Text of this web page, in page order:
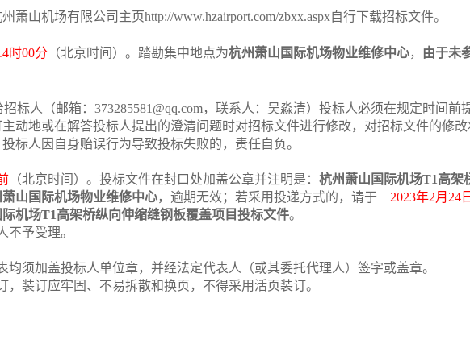
萧山机场有限公司主页http://www.hzairport.com/zbxx.aspx自行下载招标文件。
时00分 （北京时间）。踏勘集中地点为杭州萧山国际机场物业维修中心， 由于未
标人（邮箱： 373285581@qq.com，联系人： 吴淼清）投标人必须在规定时间前
动地或在解答投标人提出的澄清问题时对招标文件进行修改，对招标文件的修
标人因自身贻误行为导致投标失败的，责任自负。
（北京时间）。投标文件在封口处加盖公章并注明是： 杭州萧山国际机场T1高架
山国际机场物业维修中心，逾期无效；若采用投递方式的，请于 2023年2月 24 日
机场T1高架桥纵向伸缩缝钢板覆盖项目 投标文件。
予受理。
须加盖投标人单位章，并经法定代表人（或其委托代理人）签字或盖章。
装订应牢固、不易拆散和换页，不得采用活页装订。